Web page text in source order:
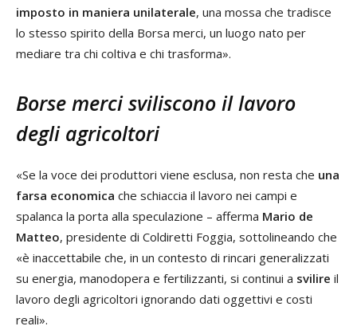
imposto in maniera unilaterale, una mossa che tradisce
lo stesso spirito della Borsa merci, un luogo nato per
mediare tra chi coltiva e chi trasforma».
Borse merci sviliscono il lavoro
degli agricoltori
«Se la voce dei produttori viene esclusa, non resta che una
farsa economica che schiaccia il lavoro nei campi e
spalanca la porta alla speculazione – afferma Mario de
Matteo, presidente di Coldiretti Foggia, sottolineando che
«è inaccettabile che, in un contesto di rincari generalizzati
su energia, manodopera e fertilizzanti, si continui a svilire il
lavoro degli agricoltori ignorando dati oggettivi e costi
reali».